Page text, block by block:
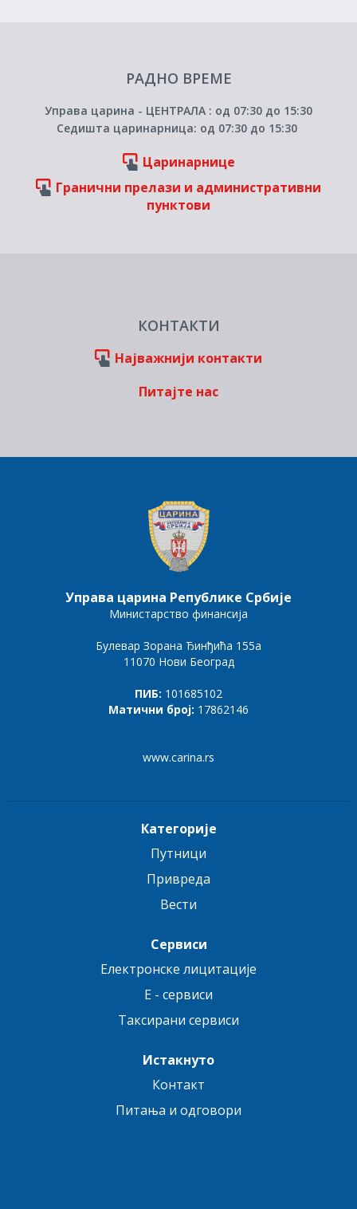
РАДНО ВРЕМЕ
Управа царина - ЦЕНТРАЛА : од 07:30 до 15:30
Седишта царинарница: од 07:30 до 15:30
Царинарнице
Гранични прелази и административни
пунктови
КОНТАКТИ
Најважнији контакти
Питајте нас
Управа царина Републике Србије
Министарство финансија
Булевар Зорана Ђинђића 155а
11070 Нови Београд
ПИБ: 101685102
Матични број: 17862146
www.carina.rs
Категорије
Путници
Привреда
Вести
Сервиси
Електронске лицитације
E - сервиси
Таксирани сервиси
Истакнуто
Контакт
Питања и одговори